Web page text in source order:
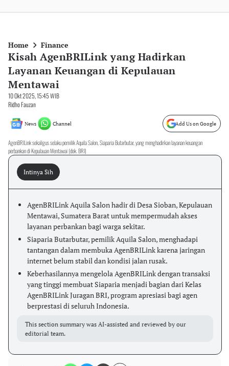
Home Finance
Kisah AgenBRILink yang Hadirkan
Layanan Keuangan di Kepulauan
Mentawai
10 Okt 2025, 15:45 WIB
Ridho Fauzan
News Channel Add Us on Google
AgenBRILink sekaligus selaku pemilik Aquila Salon, Siaparia Butarbutar, yang menghadirkan layanan keuangan
perbankan di Kepulauan Mentawai (dok. BRI)
Intinya Sih
AgenBRILink Aquila Salon hadir di Desa Sioban, Kepulauan
Mentawai, Sumatera Barat untuk mempermudah akses
layanan perbankan bagi warga sekitar.
Siaparia Butarbutar, pemilik Aquila Salon, menghadapi
tantangan dalam membuka AgenBRILink karena jaringan
internet belum stabil dan kondisi jalan rusak.
Keberhasilannya mengelola AgenBRILink dengan transaksi
yang tinggi membuat Siaparia menjadi bagian dari Kelas
AgenBRILink Juragan BRI, program apresiasi bagi agen
berprestasi di seluruh Indonesia.
This section summary was AI-assisted and reviewed by our
editorial team.